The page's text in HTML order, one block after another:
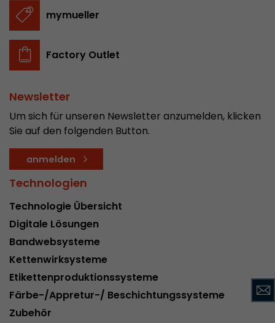
mymueller
Factory Outlet
Newsletter
Um sich für unseren Newsletter anzumelden, klicken
Sie auf den folgenden Button.
anmelden
Technologien
Technologie Übersicht
Digitale Lösungen
Bandwebsysteme
Kettenwirksysteme
Etikettenproduktionssysteme
Färbe-/Appretur-/ Beschichtungssysteme
Zubehör
Zweck
In diesem Cookie werden die
abgespeichert um Besucher zu tracken. In
des ersten Besuches, der Zeitpunkt zu
Besuch gestartet wird sowie die Anzahl aller
Name __utmb
Laufzeit 30 min
Zweck
abgelaufen ist und wie tief sich ein Besucher
bewegt. Es speichert die Anzahl von
eines Besuchers.
Name __utmc
Provider